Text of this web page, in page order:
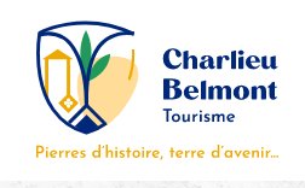
Panneau de gestion des cookies